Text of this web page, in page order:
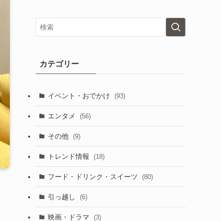
カテゴリー
イベント・おでかけ (93)
エンタメ (56)
その他 (9)
トレンド情報 (18)
フード・ドリンク・スイーツ (80)
引っ越し (6)
映画・ドラマ (3)